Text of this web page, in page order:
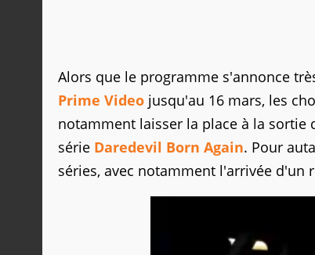
Alors que le programme s'annonce
Prime Video jusqu'au 16 mars, les
notamment laisser la place à la
série Daredevil Born Again. Pour
séries, avec notamment l'arrivée d'un